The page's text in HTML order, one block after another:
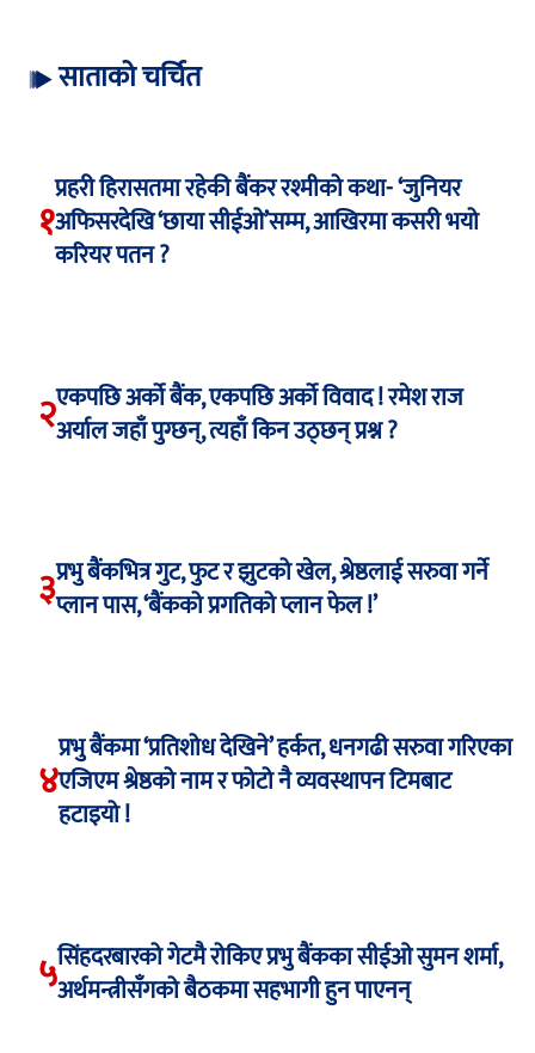
साताको चर्चित
१
प्रहरी हिरासतमा रहेकी बैंकर रश्मीको कथा- ‘जुनियर
अफिसरदेखि ‘छाया सीईओ’सम्म, आखिरमा कसरी भयो
करियर पतन ?
२एकपछि अर्को बैंक, एकपछि अर्को विवाद ! रमेश राज
अर्याल जहाँ पुग्छन्, त्यहाँ किन उठ्छन् प्रश्न ?
३प्रभु बैंकभित्र गुट, फुट र झुटको खेल, श्रेष्ठलाई सरुवा गर्ने
प्लान पास, ‘बैंकको प्रगतिको प्लान फेल !’
४
प्रभु बैंकमा ‘प्रतिशोध देखिने’ हर्कत, धनगढी सरुवा गरिएका
एजिएम श्रेष्ठको नाम र फोटो नै व्यवस्थापन टिमबाट
हटाइयो !
५सिंहदरबारको गेटमै रोकिए प्रभु बैंकका सीईओ सुमन शर्मा,
अर्थमन्त्रीसँगको बैठकमा सहभागी हुन पाएनन्